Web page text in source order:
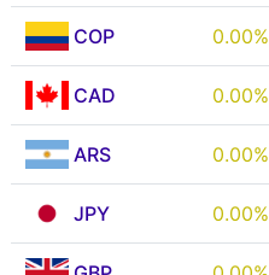
COP 0.00%
CAD 0.00%
ARS 0.00%
JPY 0.00%